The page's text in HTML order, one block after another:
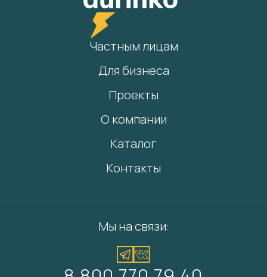
Частным лицам
Для бизнеса
Проекты
О компании
Каталог
Контакты
Мы на связи: